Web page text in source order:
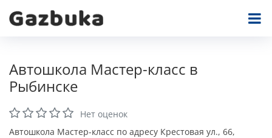
Автошкола Мастер-класс в
Рыбинске
Нет оценок
Автошкола Мастер-класс по адресу Крестовая ул., 66,